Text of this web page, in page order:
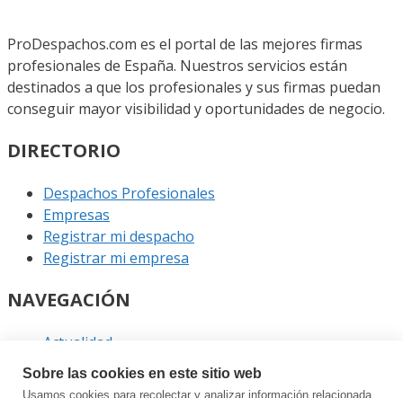
ProDespachos.com es el portal de las mejores firmas
profesionales de España. Nuestros servicios están
destinados a que los profesionales y sus firmas puedan
conseguir mayor visibilidad y oportunidades de negocio.
DIRECTORIO
Despachos Profesionales
Empresas
Registrar mi despacho
Registrar mi empresa
NAVEGACIÓN
Actualidad
Podcast
Entrevistas
Sobre las cookies en este sitio web
Usamos cookies para recolectar y analizar información relacionada